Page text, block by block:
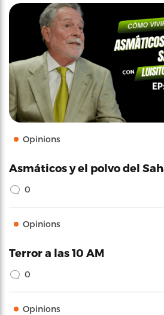
Opinions
Asmáticos y el polvo del
0
Opinions
Terror a las 10 AM
0
Opinions